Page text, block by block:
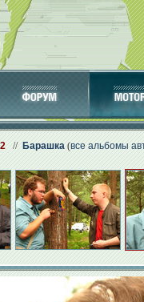
// Барашка (все альбомы